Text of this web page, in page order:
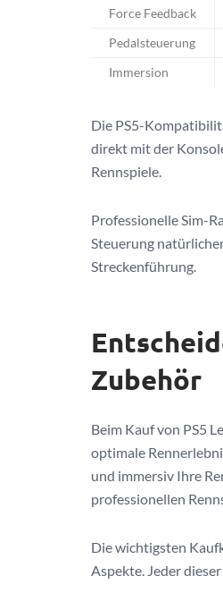
Force Feedback
Pedalsteuerung
Immersion
Die PS5-
direkt mit der
Rennspiele.
Professionelle Sim-
Steuerung
Streckenführung.
Zubehör
Beim Kauf von PS5
optimale
und immersiv Ihre
professionellen
Die wichtigsten
Aspekte. Jeder